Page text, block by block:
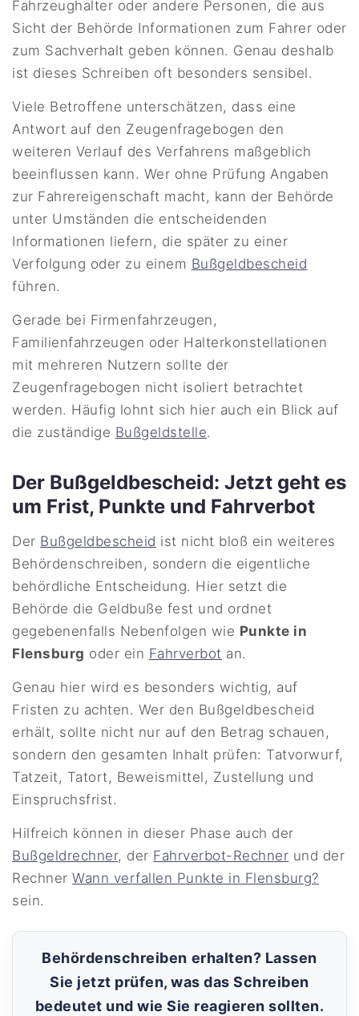
Fahrzeughalter oder andere Personen, die aus
Sicht der Behörde Informationen zum Fahrer oder
zum Sachverhalt geben können. Genau deshalb
ist dieses Schreiben oft besonders sensibel.
Viele Betroffene unterschätzen, dass eine
Antwort auf den Zeugenfragebogen den
weiteren Verlauf des Verfahrens maßgeblich
beeinflussen kann. Wer ohne Prüfung Angaben
zur Fahrereigenschaft macht, kann der Behörde
unter Umständen die entscheidenden
Informationen liefern, die später zu einer
Verfolgung oder zu einem Bußgeldbescheid
führen.
Gerade bei Firmenfahrzeugen,
Familienfahrzeugen oder Halterkonstellationen
mit mehreren Nutzern sollte der
Zeugenfragebogen nicht isoliert betrachtet
werden. Häufig lohnt sich hier auch ein Blick auf
die zuständige Bußgeldstelle.
Der Bußgeldbescheid: Jetzt geht es
um Frist, Punkte und Fahrverbot
Der Bußgeldbescheid ist nicht bloß ein weiteres
Behördenschreiben, sondern die eigentliche
behördliche Entscheidung. Hier setzt die
Behörde die Geldbuße fest und ordnet
gegebenenfalls Nebenfolgen wie Punkte in
Flensburg oder ein Fahrverbot an.
Genau hier wird es besonders wichtig, auf
Fristen zu achten. Wer den Bußgeldbescheid
erhält, sollte nicht nur auf den Betrag schauen,
sondern den gesamten Inhalt prüfen: Tatvorwurf,
Tatzeit, Tatort, Beweismittel, Zustellung und
Einspruchsfrist.
Hilfreich können in dieser Phase auch der
Bußgeldrechner, der Fahrverbot-Rechner und der
RechnerWann verfallen Punkte in Flensburg?
sein.
Behördenschreiben erhalten? Lassen
Sie jetzt prüfen, was das Schreiben
bedeutet und wie Sie reagieren sollten.